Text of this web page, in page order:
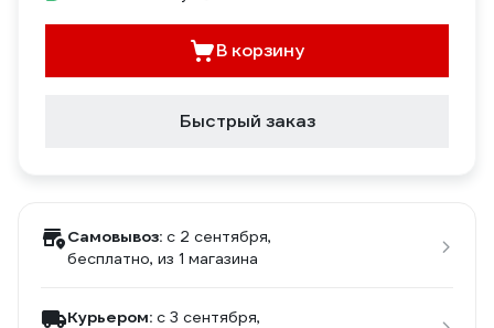
В корзину
Быстрый заказ
Самовывоз: c 2 сентября,
бесплатно, из 1 магазина
Курьером: c 3 сентября,